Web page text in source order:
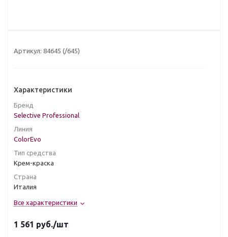
Артикул: 84645 (/645)
Характеристики
Бренд
Selective Professional
Линия
ColorEvo
Тип средства
Крем-краска
Страна
Италия
Все характеристики
1 561 руб./шт